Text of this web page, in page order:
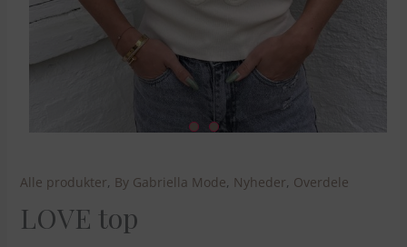
Alle produkter, By Gabriella Mode, Nyheder, Overdele
LOVE top